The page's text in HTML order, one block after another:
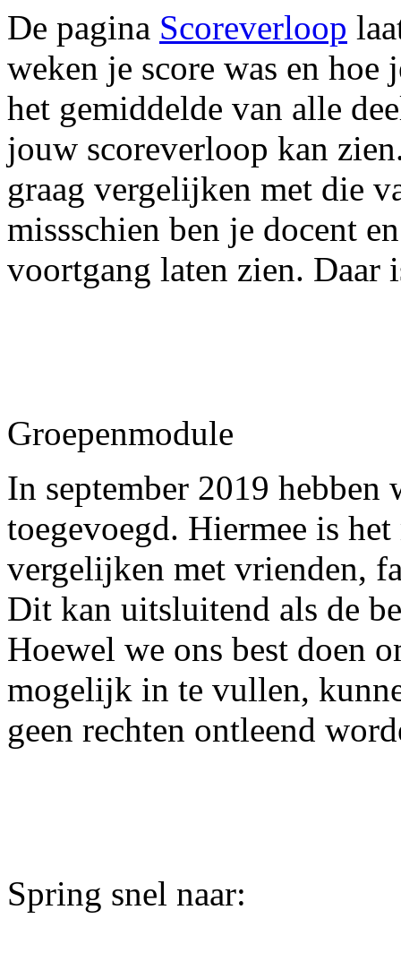
De pagina Scoreverloop
weken je score was en hoe
het gemiddelde van alle
jouw scoreverloop kan
graag vergelijken met die
missschien ben je docent
voortgang laten zien. Daar
Groepenmodule
In september 2019 hebben
toegevoegd. Hiermee is
vergelijken met vrienden,
Dit kan uitsluitend als de
Hoewel we ons best doen
mogelijk in te vullen,
geen rechten ontleend
Spring snel naar: